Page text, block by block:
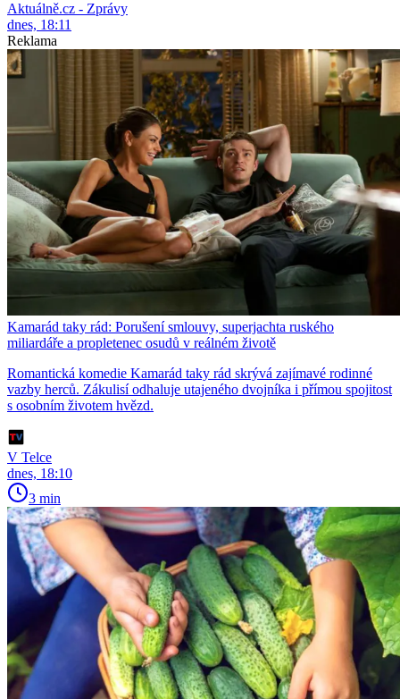
Aktuálně.cz - Zprávy
dnes, 18:11
Reklama
Kamarád taky rád: Porušení smlouvy, superjachta ruského
miliardáře a propletenec osudů v reálném životě
Romantická komedie Kamarád taky rád skrývá zajímavé rodinné
vazby herců. Zákulisí odhaluje utajeného dvojníka i přímou spojitost
s osobním životem hvězd.
V Telce
dnes, 18:10
3 min